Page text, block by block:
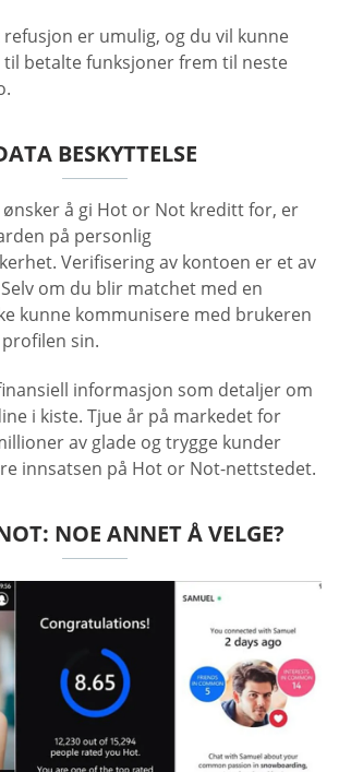
er umulig, og du vil kunne
betalte funksjoner frem til neste
BESKYTTELSE
ønsker å gi Hot or Not kreditt for, er
på personlig
Verifisering av kontoen er et av
om du blir matchet med en
kunne kommunisere med brukeren
sin.
informasjon som detaljer om
i kiste. Tjue år på markedet for
av glade og trygge kunder
innsatsen på Hot or Not-nettstedet.
NOE ANNET Å VELGE?